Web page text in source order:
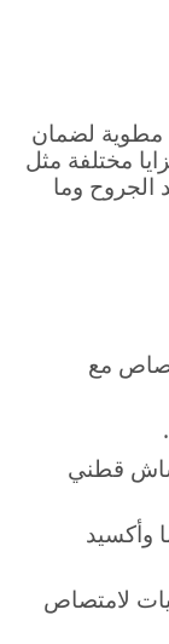
مطوية لضمان
مختلفة مثل
الجروح وما
مع
قطني
وأكسيد
لامتصاص